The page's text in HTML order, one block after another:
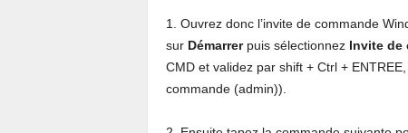
1. Ouvrez donc l’invite de commande
sur Démarrerpuis sélectionnez Invite de
CMD et validez par shift + Ctrl +
commande (admin)).